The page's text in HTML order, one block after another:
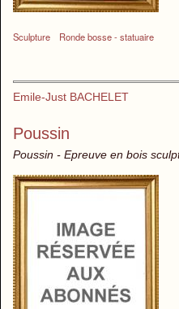
Sculpture Ronde bosse - statuaire
Emile-Just BACHELET
Poussin
Poussin - Epreuve en bois